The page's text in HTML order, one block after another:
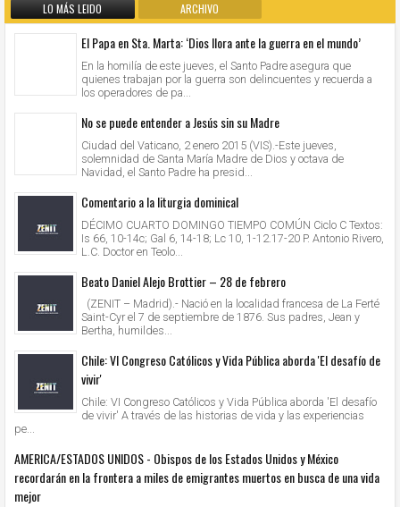
LO MÁS LEIDO ARCHIVO
El Papa en Sta. Marta: ‘Dios llora ante la guerra en el mundo’
En la homilía de este jueves, el Santo Padre asegura que
quienes trabajan por la guerra son delincuentes y recuerda a
los operadores de pa...
No se puede entender a Jesús sin su Madre
Ciudad del Vaticano, 2 enero 2015 (VIS).-Este jueves,
solemnidad de Santa María Madre de Dios y octava de
Navidad, el Santo Padre ha presid...
Comentario a la liturgia dominical
DÉCIMO CUARTO DOMINGO TIEMPO COMÚN Ciclo C Textos:
Is 66, 10-14c; Gal 6, 14-18; Lc 10, 1-12.17-20 P. Antonio Rivero,
L.C. Doctor en Teolo...
Beato Daniel Alejo Brottier – 28 de febrero
(ZENIT – Madrid).- Nació en la localidad francesa de La Ferté
Saint-Cyr el 7 de septiembre de 1876. Sus padres, Jean y
Bertha, humildes...
Chile: VI Congreso Católicos y Vida Pública aborda 'El desafío de
vivir'
Chile: VI Congreso Católicos y Vida Pública aborda 'El desafío
de vivir' A través de las historias de vida y las experiencias
pe...
AMERICA/ESTADOS UNIDOS - Obispos de los Estados Unidos y México
recordarán en la frontera a miles de emigrantes muertos en busca de una vida
mejor